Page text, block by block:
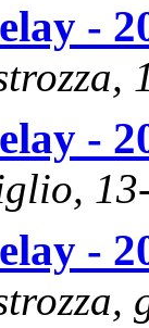
-
-
-